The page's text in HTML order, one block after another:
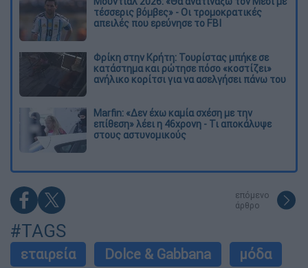
τέσσερις βόμβες» - Οι τρομοκρατικές
απειλές που ερεύνησε το FBI
Φρίκη στην Κρήτη: Τουρίστας μπήκε σε
κατάστημα και ρώτησε πόσο «κοστίζει»
ανήλικο κορίτσι για να ασελγήσει πάνω του
Marfin: «Δεν έχω καμία σχέση με την
επίθεση» λέει η 46χρονη - Τι αποκάλυψε
στους αστυνομικούς
επόμενο
άρθρο
#TAGS
εταιρεία Dolce & Gabbana μόδα